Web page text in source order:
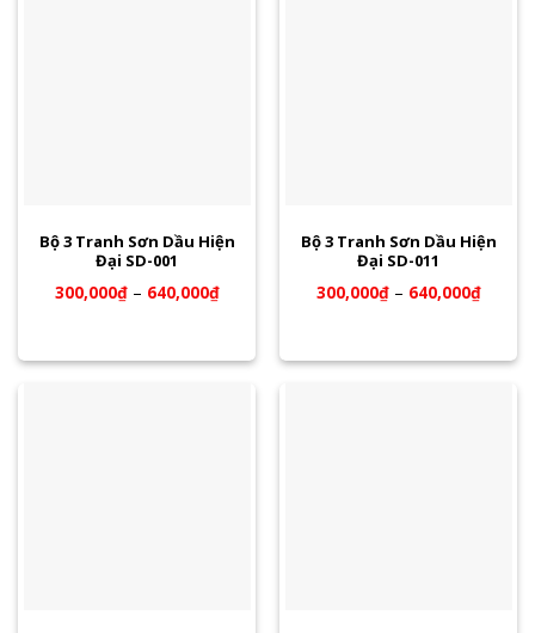
Bộ 3 Tranh Sơn Dầu Hiện
Đại SD-001
300,000₫– 640,000₫
Bộ 3 Tranh Sơn Dầu Hiện
Đại SD-011
300,000₫– 640,000₫